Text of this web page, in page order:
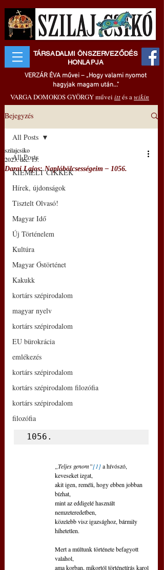
TÁRSADALMI ÖNSZERVEZŐDÉS
HONLAPJA
VERZÁR ÉVA művei – „Hogy valami nyomot
hagyjak magam után..."
VARGA DOMOKOS GYÖRGY művei ittés awikin
Bejegyzés
All Posts
KIEMELT CIKKEK
Hírek, újdonságok
Tisztelt Olvasó!
Magyar Idő
Új Történelem
Kultúra
Magyar Őstörténet
Kakukk
kortárs szépirodalom
magyar nyelv
kortárs szépirodalom
EU bürokrácia
emlékezés
kortárs szépirodalom
kortárs szépirodalom filozófia
kortárs szépirodalom
filozófia
All Posts
Darai Lajos: Naplóbölcsességeim – 1056.
szilajcsiko
2023. dec. 13.
1056.
„Teljes genom”[1] a hívószó,
keveseket izgat,
akit igen, reméli, hogy ebben jobban
bízhat,
mint az eddigelé használt
nemzeteredetben,
közelebb visz igazsághoz, bármily
hihetetlen.
Mert a múltunk története befagyott
valahol,
ama korban, mikortól történetírás karol